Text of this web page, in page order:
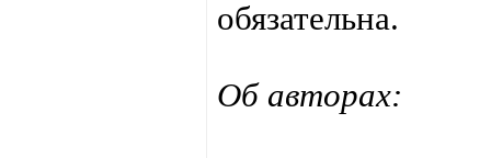
обязательна.
Об авторах: